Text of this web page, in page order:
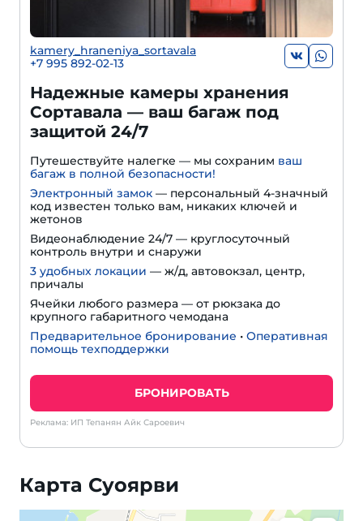
kamery_hraneniya_sortavala
+7 995 892-02-13
Надежные камеры хранения
Сортавала — ваш багаж под
защитой 24/7
Путешествуйте налегке — мы сохраним ваш
багаж в полной безопасности!
Электронный замок — персональный 4-значный
код известен только вам, никаких ключей и
жетонов
Видеонаблюдение 24/7 — круглосуточный
контроль внутри и снаружи
3 удобных локации — ж/д, автовокзал, центр,
причалы
Ячейки любого размера — от рюкзака до
крупного габаритного чемодана
Предварительное бронирование • Оперативная
помощь техподдержки
БРОНИРОВАТЬ
Реклама: ИП Тепанян Айк Сароевич
Карта Суоярви